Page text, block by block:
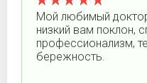
Мой любимый
низкий вам поклон,
профессионализм,
бережность.